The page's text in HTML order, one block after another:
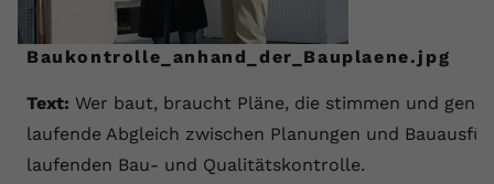
Baukontrolle_anhand_der_Bauplaene.jpg
Text: Wer baut, braucht Pläne, die stimmen und
laufende Abgleich zwischen Planungen und
laufenden Bau- und Qualitätskontrolle.